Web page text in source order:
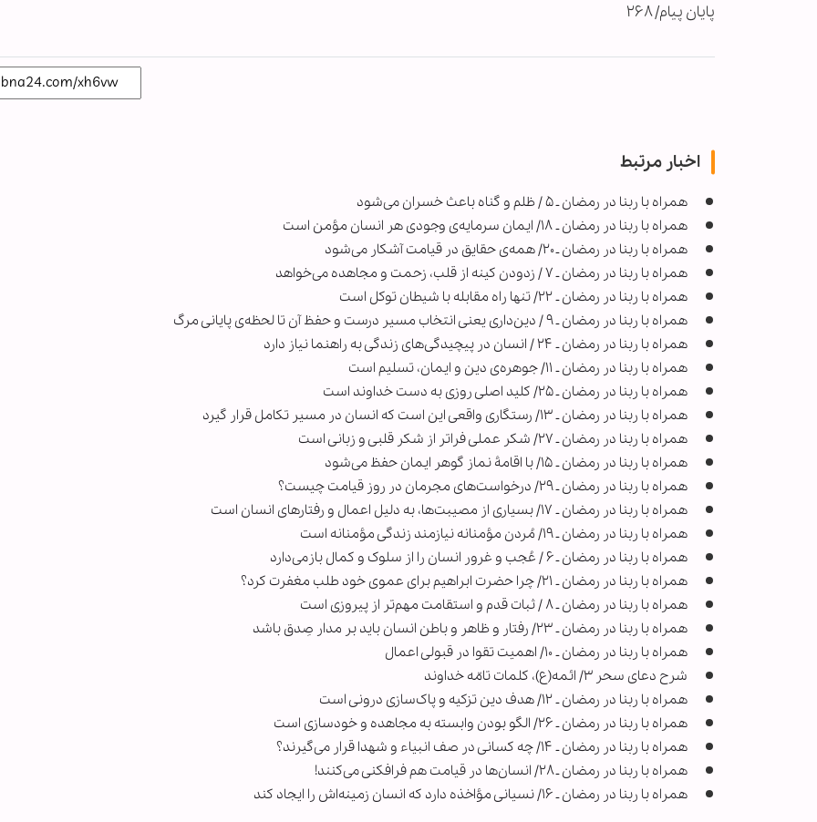
پایان پیام/ ۲۶۸
اخبار مرتبط
همراه با ربنا در رمضان ـ ۵ / ظلم و گناه باعث خسران می‌شود
همراه با ربنا در رمضان ـ ۱۸/ ایمان سرمایه‌ی وجودی هر انسان مؤمن است
همراه با ربنا در رمضان ـ ۲۰/ همه‌ی حقایق در قیامت آشکار می‌شود
همراه با ربنا در رمضان ـ ۷ / زدودن کینه از قلب، زحمت و مجاهده می‌خواهد
همراه با ربنا در رمضان ـ ۲۲/ تنها راه مقابله با شیطان توکل است
همراه با ربنا در رمضان ـ ۹ / دین‌داری یعنی انتخاب مسیر درست و حفظ آن تا لحظه‌ی پایانی مرگ
همراه با ربنا در رمضان ـ ۲۴ / انسان در پیچیدگی‌های زندگی به راهنما نیاز دارد
همراه با ربنا در رمضان ـ ۱۱/ جوهره‌ی دین و ایمان، تسلیم است
همراه با ربنا در رمضان ـ ۲۵/ کلید اصلی روزی به دست خداوند است
همراه با ربنا در رمضان ـ ۱۳/ رستگاری واقعی این است که انسان در مسیر تکامل قرار گیرد
همراه با ربنا در رمضان ـ ۲۷/ شکر عملی فراتر از شکر قلبی و زبانی است
همراه با ربنا در رمضان ـ ۱۵/ با اقامۀ نماز گوهر ایمان حفظ می‌شود
همراه با ربنا در رمضان ـ ۲۹/ درخواست‌های مجرمان در روز قیامت چیست؟
همراه با ربنا در رمضان ـ ۱۷/ بسیاری از مصیبت‌ها، به دلیل اعمال و رفتارهای انسان‌ است
همراه با ربنا در رمضان ـ ۱۹/ مُردن مؤمنانه نیازمند زندگی مؤمنانه است
همراه با ربنا در رمضان ـ ۶ / عُجب و غرور انسان را از سلوک و کمال بازمی‌دارد
همراه با ربنا در رمضان ـ ۲۱/ چرا حضرت ابراهیم برای عموی خود طلب مغفرت کرد؟
همراه با ربنا در رمضان ـ ۸ / ثبات قدم و استقامت مهم‌تر از پیروزی است
همراه با ربنا در رمضان ـ ۲۳/ رفتار و ظاهر و باطن انسان باید بر مدار صِدق باشد
همراه با ربنا در رمضان ـ ۱۰/ اهمیت تقوا در قبولی اعمال
شرح دعای سحر ۳/ ائمه(ع)، کلمات تامّه خداوند
همراه با ربنا در رمضان ـ ۱۲/ هدف دین تزکیه و پاک‌سازی درونی است
همراه با ربنا در رمضان ـ ۲۶/ الگو بودن وابسته به مجاهده و خودسازی است
همراه با ربنا در رمضان ـ ۱۴/ چه کسانی در صف انبیاء و شهدا قرار می‌گیرند؟
همراه با ربنا در رمضان ـ ۲۸/ انسان‌ها در قیامت هم فرافکنی می‌کنند!
همراه با ربنا در رمضان ـ ۱۶/ نسیانی مؤاخذه دارد که انسان زمینه‌اش را ایجاد کند